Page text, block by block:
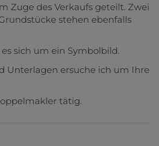
Zuge des Verkaufs geteilt. Zwei
stehen ebenfalls
sich um ein Symbolbild.
Unterlagen ersuche ich um Ihre
tätig.